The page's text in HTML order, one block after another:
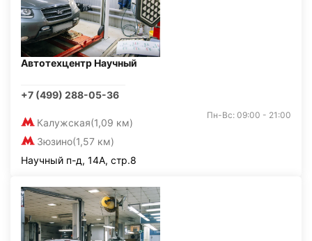
Автотехцентр Научный
+7 (499) 288-05-36
Калужская(1,09 км)
Зюзино(1,57 км)
Пн-Вс: 09:00 - 21:00
Научный п-д, 14А, стр.8